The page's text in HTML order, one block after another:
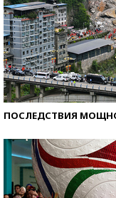
ПОСЛЕДСТВИЯ